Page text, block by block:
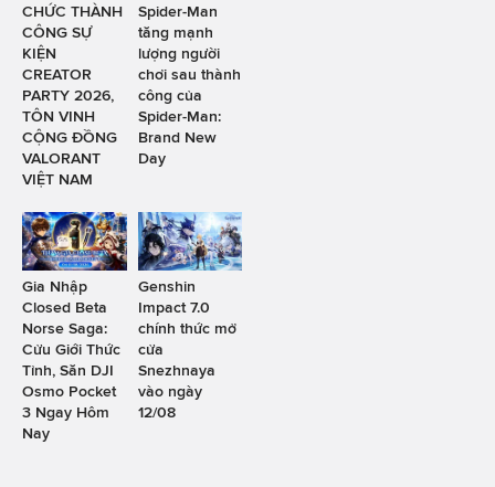
CHỨC THÀNH
CÔNG SỰ
KIỆN
CREATOR
PARTY 2026,
TÔN VINH
CỘNG ĐỒNG
VALORANT
VIỆT NAM
Spider-Man
tăng mạnh
lượng người
chơi sau thành
công của
Spider-Man:
Brand New
Day
Gia Nhập
Closed Beta
Norse Saga:
Cửu Giới Thức
Tỉnh, Săn DJI
Osmo Pocket
3 Ngay Hôm
Nay
Genshin
Impact 7.0
chính thức mở
cửa
Snezhnaya
vào ngày
12/08